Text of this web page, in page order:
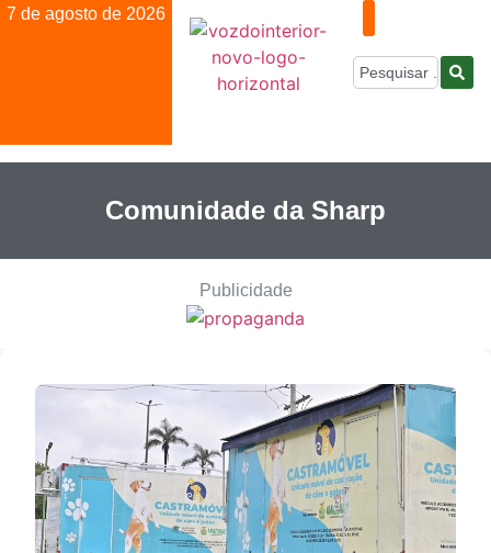
7 de agosto de 2026
Comunidade da Sharp
Publicidade